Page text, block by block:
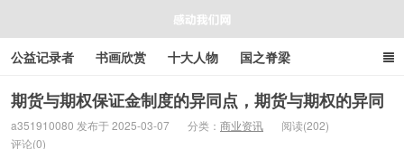
公益记录者 书画欣赏 十大人物 国之脊梁
好人好事 感人资讯 商业资讯 在线工具箱
期货与期权保证金制度的异同点，期货与期权的异同
a351910080 发布于 2025-03-07 分类： 商业资讯
阅读(202)
评论(0)